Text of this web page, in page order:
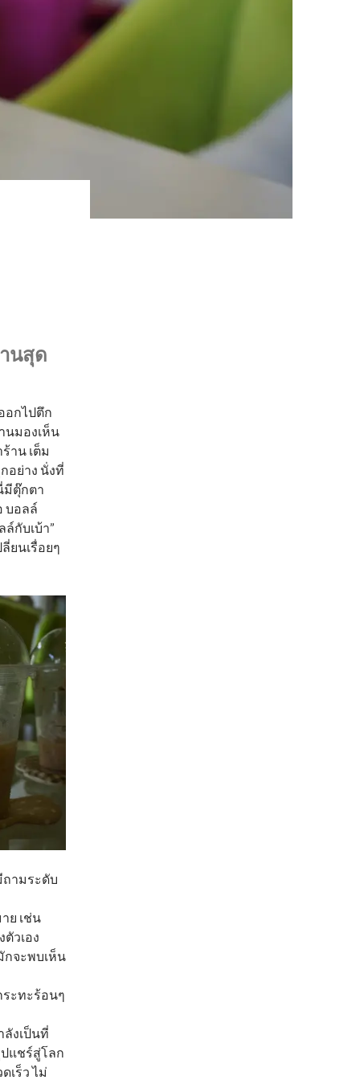
นสุด
อกไปตึก
นมองเห็น
าน เต็ม
อย่าง นั่งที่
มีตุ๊กตา
บอลล์
กับเบ้า”
ยนเรื่อยๆ
ามระดับ
ย เช่น
วเอง
กจะพบเห็น
ระทะร้อนๆ
งเป็นที่
แชร์สู่โลก
เร็ว ไม่